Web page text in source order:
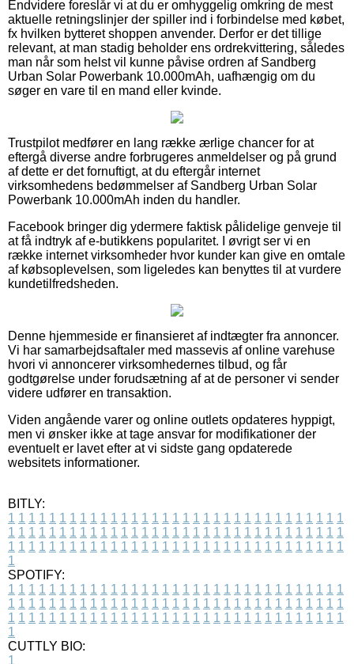
Endvidere foreslår vi at du er omhyggelig omkring de mest
aktuelle retningslinjer der spiller ind i forbindelse med købet,
fx hvilken bytteret shoppen anvender. Derfor er det tillige
relevant, at man stadig beholder ens ordrekvittering, således
man når som helst vil kunne påvise ordren af Sandberg
Urban Solar Powerbank 10.000mAh, uafhængig om du
søger en vare til en mand eller kvinde.
Trustpilot medfører en lang række ærlige chancer for at
eftergå diverse andre forbrugeres anmeldelser og på grund
af dette er det fornuftigt, at du eftergår internet
virksomhedens bedømmelser af Sandberg Urban Solar
Powerbank 10.000mAh inden du handler.
Facebook bringer dig ydermere faktisk pålidelige genveje til
at få indtryk af e-butikkens popularitet. I øvrigt ser vi en
række internet virksomheder hvor kunder kan give en omtale
af købsoplevelsen, som ligeledes kan benyttes til at vurdere
kundetilfredsheden.
Denne hjemmeside er finansieret af indtægter fra annoncer.
Vi har samarbejdsaftaler med massevis af online varehuse
hvori vi annoncerer virksomhedernes tilbud, og får
godtgørelse under forudsætning af at de personer vi sender
videre udfører en transaktion.
Viden angående varer og online outlets opdateres hyppigt,
men vi ønsker ikke at tage ansvar for modifikationer der
eventuelt er lavet efter at vi sidste gang opdaterede
websitets informationer.
BITLY:
1 1 1 1 1 1 1 1 1 1 1 1 1 1 1 1 1 1 1 1 1 1 1 1 1 1 1 1 1 1 1 1 1
1 1 1 1 1 1 1 1 1 1 1 1 1 1 1 1 1 1 1 1 1 1 1 1 1 1 1 1 1 1 1 1 1
1 1 1 1 1 1 1 1 1 1 1 1 1 1 1 1 1 1 1 1 1 1 1 1 1 1 1 1 1 1 1 1 1
1
SPOTIFY:
1 1 1 1 1 1 1 1 1 1 1 1 1 1 1 1 1 1 1 1 1 1 1 1 1 1 1 1 1 1 1 1 1
1 1 1 1 1 1 1 1 1 1 1 1 1 1 1 1 1 1 1 1 1 1 1 1 1 1 1 1 1 1 1 1 1
1 1 1 1 1 1 1 1 1 1 1 1 1 1 1 1 1 1 1 1 1 1 1 1 1 1 1 1 1 1 1 1 1
1
CUTTLY BIO:
1